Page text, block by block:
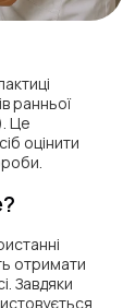
ранньої
Це
оцінити
отримати
Завдяки